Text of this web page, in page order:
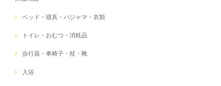
ベッド・寝具・パジャマ・衣類
トイレ・おむつ・消耗品
歩行器・車椅子・杖・靴
入浴